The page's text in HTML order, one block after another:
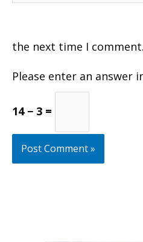
the next time I comment.
Please enter an answer
14 − 3 =